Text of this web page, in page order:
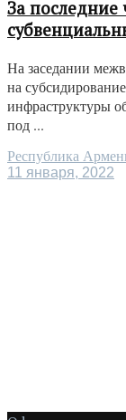
За последние
На заседании
на
инфраструктуры
под ...
Республика
11 января, 2022